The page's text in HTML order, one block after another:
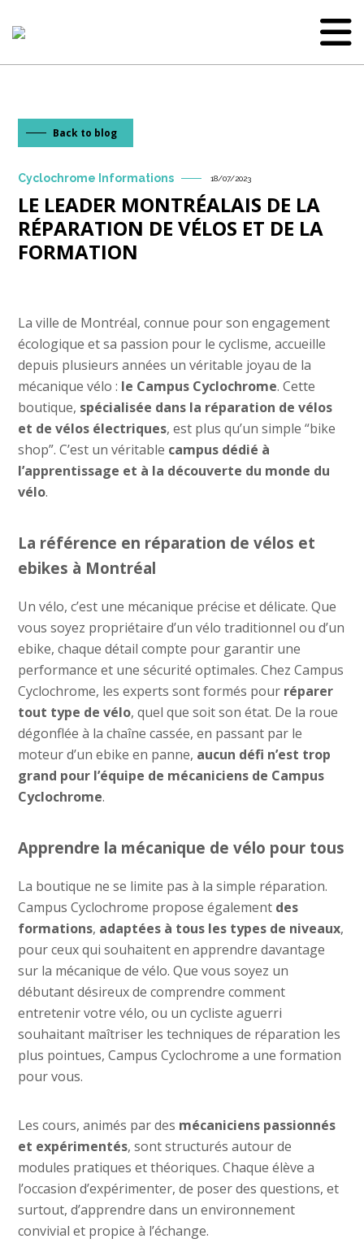
Cyclochrome Informations 18/07/2023
LE LEADER MONTRÉALAIS DE LA
RÉPARATION DE VÉLOS ET DE LA
FORMATION
Back to blog
La ville de Montréal, connue pour son engagement
écologique et sa passion pour le cyclisme, accueille
depuis plusieurs années un véritable joyau de la
mécanique vélo : le Campus Cyclochrome. Cette
boutique, spécialisée dans la réparation de vélos
et de vélos électriques, est plus qu’un simple “bike
shop”. C’est un véritable campus dédié à
l’apprentissage et à la découverte du monde du
vélo.
La référence en réparation de vélos et
ebikes à Montréal
Un vélo, c’est une mécanique précise et délicate. Que
vous soyez propriétaire d’un vélo traditionnel ou d’un
ebike, chaque détail compte pour garantir une
performance et une sécurité optimales. Chez Campus
Cyclochrome, les experts sont formés pour réparer
tout type de vélo, quel que soit son état. De la roue
dégonflée à la chaîne cassée, en passant par le
moteur d’un ebike en panne, aucun défi n’est trop
grand pour l’équipe de mécaniciens de Campus
Cyclochrome.
Apprendre la mécanique de vélo pour tous
La boutique ne se limite pas à la simple réparation.
Campus Cyclochrome propose également des
formations, adaptées à tous les types de niveaux,
pour ceux qui souhaitent en apprendre davantage
sur la mécanique de vélo. Que vous soyez un
débutant désireux de comprendre comment
entretenir votre vélo, ou un cycliste aguerri
souhaitant maîtriser les techniques de réparation les
plus pointues, Campus Cyclochrome a une formation
pour vous.
Les cours, animés par des mécaniciens passionnés
et expérimentés, sont structurés autour de
modules pratiques et théoriques. Chaque élève a
l’occasion d’expérimenter, de poser des questions, et
surtout, d’apprendre dans un environnement
convivial et propice à l’échange.